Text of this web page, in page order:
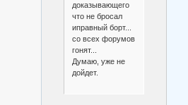
доказывающего
что не бросал
иправный борт...
со всех форумов
гонят...
Думаю, уже не
дойдет.